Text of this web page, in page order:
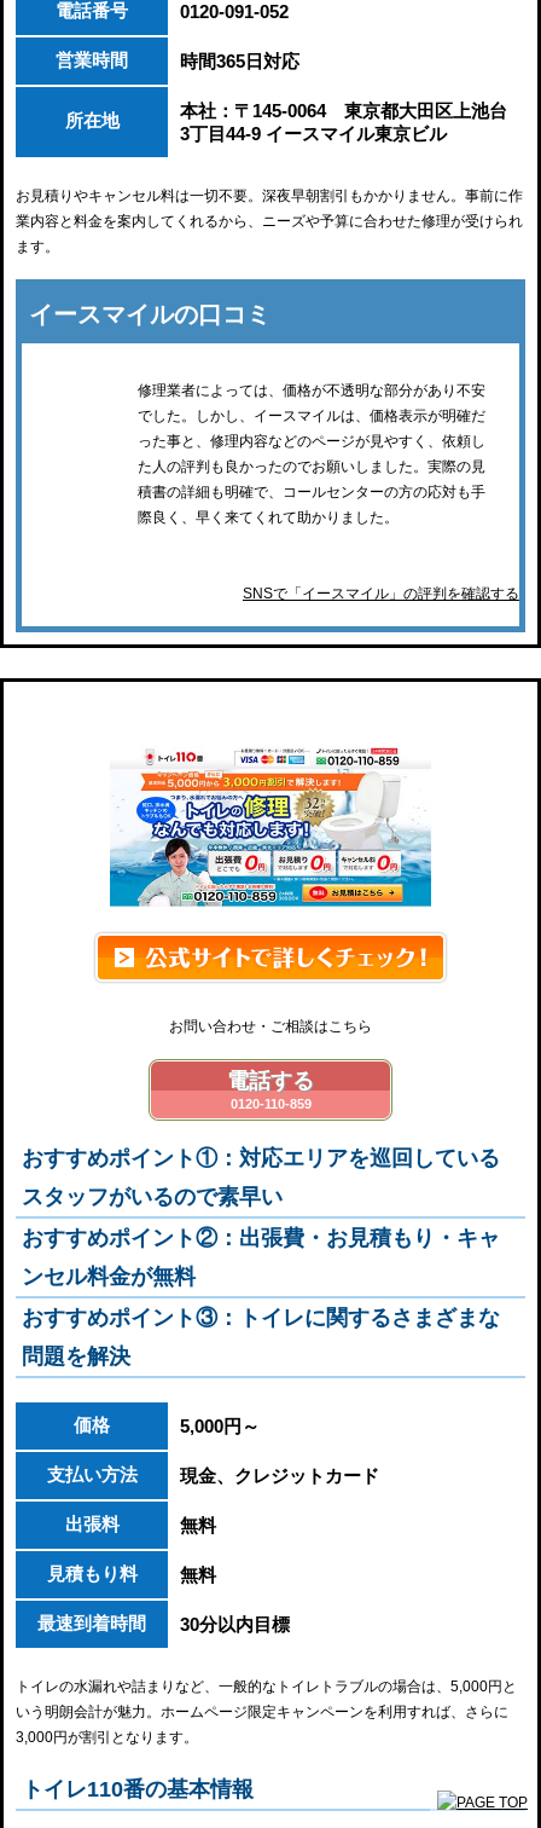
電話番号 0120-091-052
営業時間 時間365日対応
所在地
本社：〒145-0064 東京都大田区上池台
3丁目44-9 イースマイル東京ビル
お見積りやキャンセル料は一切不要。深夜早朝割引もかかりません。事前に作
業内容と料金を案内してくれるから、ニーズや予算に合わせた修理が受けられ
ます。
イースマイルの口コミ
修理業者によっては、価格が不透明な部分があり不安
でした。しかし、イースマイルは、価格表示が明確だ
った事と、修理内容などのページが見やすく、依頼し
た人の評判も良かったのでお願いしました。実際の見
積書の詳細も明確で、コールセンターの方の応対も手
際良く、早く来てくれて助かりました。
SNSで「イースマイル」の評判を確認する
お問い合わせ・ご相談はこちら
電話する
0120-110-859
おすすめポイント①：対応エリアを巡回している
スタッフがいるので素早い
おすすめポイント②：出張費・お見積もり・キャ
ンセル料金が無料
おすすめポイント③：トイレに関するさまざまな
問題を解決
価格 5,000円～
支払い方法 現金、クレジットカード
出張料 無料
見積もり料 無料
最速到着時間 30分以内目標
トイレの水漏れや詰まりなど、一般的なトイレトラブルの場合は、5,000円と
いう明朗会計が魅力。ホームページ限定キャンペーンを利用すれば、さらに
3,000円が割引となります。
トイレ110番の基本情報